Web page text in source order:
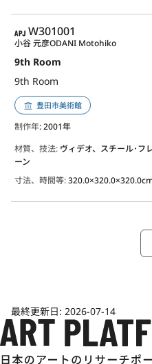
APJ
W301001
9th Room
9th Room
小谷 元彦ODANI Motohiko
豊田市美術館
制作年: 2001年
材質、技法: ヴィデオ、スチール･フ
ーン
寸法、時間等:
最終更新日: 2026-07-14